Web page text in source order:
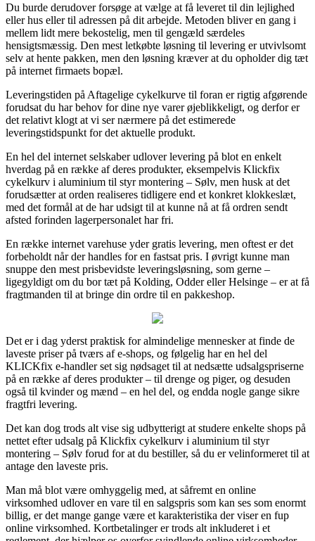
Du burde derudover forsøge at vælge at få leveret til din lejlighed
eller hus eller til adressen på dit arbejde. Metoden bliver en gang i
mellem lidt mere bekostelig, men til gengæld særdeles
hensigtsmæssig. Den mest letkøbte løsning til levering er utvivlsomt
selv at hente pakken, men den løsning kræver at du opholder dig tæt
på internet firmaets bopæl.
Leveringstiden på Aftagelige cykelkurve til foran er rigtig afgørende
forudsat du har behov for dine nye varer øjeblikkeligt, og derfor er
det relativt klogt at vi ser nærmere på det estimerede
leveringstidspunkt for det aktuelle produkt.
En hel del internet selskaber udlover levering på blot en enkelt
hverdag på en række af deres produkter, eksempelvis Klickfix
cykelkurv i aluminium til styr montering – Sølv, men husk at det
forudsætter at orden realiseres tidligere end et konkret klokkeslæt,
med det formål at de har udsigt til at kunne nå at få ordren sendt
afsted forinden lagerpersonalet har fri.
En række internet varehuse yder gratis levering, men oftest er det
forbeholdt når der handles for en fastsat pris. I øvrigt kunne man
snuppe den mest prisbevidste leveringsløsning, som gerne –
ligegyldigt om du bor tæt på Kolding, Odder eller Helsinge – er at få
fragtmanden til at bringe din ordre til en pakkeshop.
Det er i dag yderst praktisk for almindelige mennesker at finde de
laveste priser på tværs af e-shops, og følgelig har en hel del
KLICKfix e-handler set sig nødsaget til at nedsætte udsalgspriserne
på en række af deres produkter – til drenge og piger, og desuden
også til kvinder og mænd – en hel del, og endda nogle gange sikre
fragtfri levering.
Det kan dog trods alt vise sig udbytterigt at studere enkelte shops på
nettet efter udsalg på Klickfix cykelkurv i aluminium til styr
montering – Sølv forud for at du bestiller, så du er velinformeret til at
antage den laveste pris.
Man må blot være omhyggelig med, at såfremt en online
virksomhed udlover en vare til en salgspris som kan ses som enormt
billig, er det mange gange være et karakteristika der viser en fup
online virksomhed. Kortbetalinger er trods alt inkluderet i et